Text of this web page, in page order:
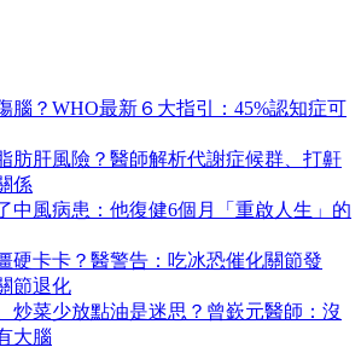
腦？WHO最新６大指引：45%認知症可
肪肝風險？醫師解析代謝症候群、打鼾
係
中風病患：他復健6個月「重啟人生」的
硬卡卡？醫警告：吃冰恐催化關節發
節退化
炒菜少放點油是迷思？曾嶔元醫師：沒
大腦